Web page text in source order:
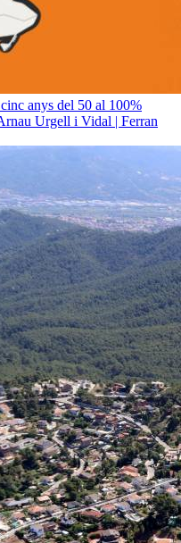
anys del 50 al 100%
Urgell i Vidal | Ferran